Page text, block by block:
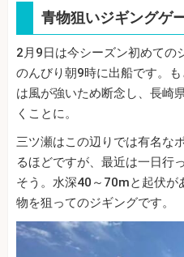
青物狙いジギングゲ
2月9日は今シーズン初めての
のんびり朝9時に出船です。
は風が強いため断念し、長崎
くことに。
三ツ瀬はこの辺りでは有名な
るほどですが、最近は一日行
そう。水深40～70mと起伏が
物を狙ってのジギングです。